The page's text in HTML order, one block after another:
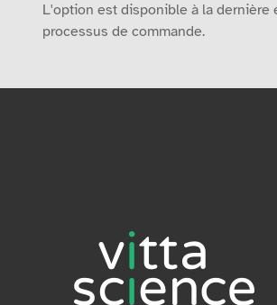
L'option est disponible à la dernière
processus de commande.